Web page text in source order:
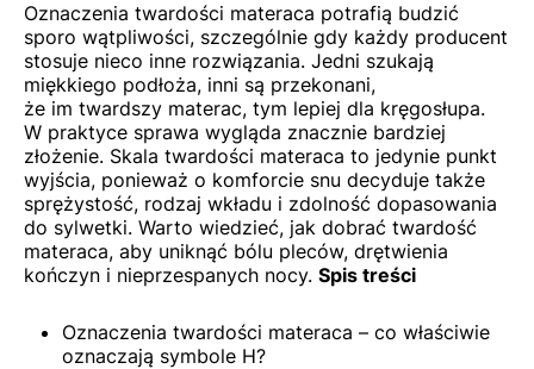
Oznaczenia twardości materaca potrafią budzić
sporo wątpliwości, szczególnie gdy każdy producent
stosuje nieco inne rozwiązania. Jedni szukają
miękkiego podłoża, inni są przekonani,
że im twardszy materac, tym lepiej dla kręgosłupa.
W praktyce sprawa wygląda znacznie bardziej
złożenie. Skala twardości materaca to jedynie punkt
wyjścia, ponieważ o komforcie snu decyduje także
sprężystość, rodzaj wkładu i zdolność dopasowania
do sylwetki. Warto wiedzieć, jak dobrać twardość
materaca, aby uniknąć bólu pleców, drętwienia
kończyn i nieprzespanych nocy. Spis treści
Oznaczenia twardości materaca – co właściwie
oznaczają symbole H?